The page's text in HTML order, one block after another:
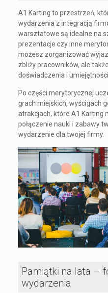
A1 Karting to przestrzeń,
wydarzenia z integracją
warsztatowe są idealne na
prezentacje czy inne
możesz zorganizować
zbliży pracowników, ale
doświadczenia i umiejętności.
Po części merytorycznej
grach miejskich, wyścigach
atrakcjach, które A1 Karting
połączenie nauki i zabawy
wydarzenie dla twojej firmy.
Pamiątki na lata –
wydarzenia